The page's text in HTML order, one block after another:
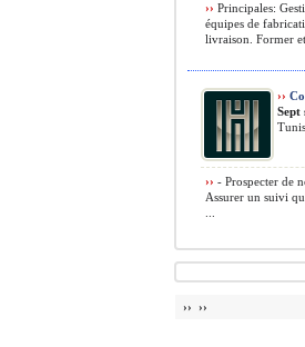
›› Principales:
équipes de
livraison. Former
››
Sept
›› - Prospecter de
Assurer un suivi
›› ››